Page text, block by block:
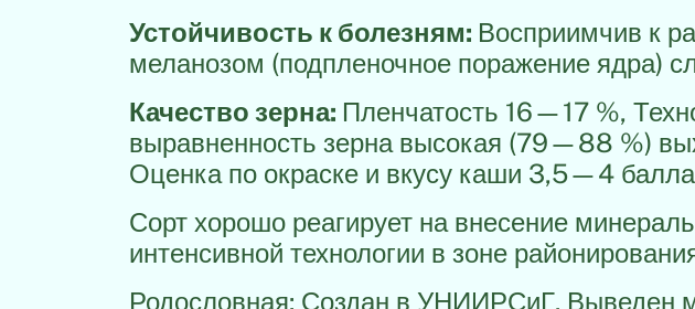
Устойчивость к болезням: Восприимчив к
меланозом (подпленочное поражение ядра)
Качество зерна: Пленчатость 16—17 %,
выравненность зерна высокая (79—88 %)
Оценка по окраске и вкусу каши 3,5—4
Сорт хорошо реагирует на внесение
интенсивной технологии в зоне
Родословная: Создан в УНИИРСиГ. Выведен